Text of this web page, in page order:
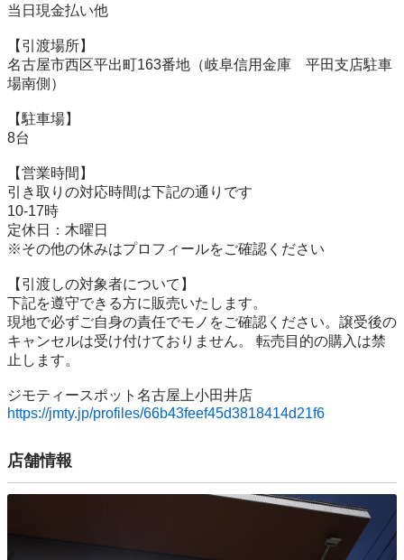
当⽇現⾦払い他
【引渡場所】
名古屋市西区平出町163番地（岐阜信用金庫　平田支店駐車
場南側）
【駐⾞場】
8台
【営業時間】
引き取りの対応時間は下記の通りです
10-17時
定休日：木曜日
※その他の休みはプロフィールをご確認ください
【引渡しの対象者について】
下記を遵守できる⽅に販売いたします。
現地で必ずご⾃⾝の責任でモノをご確認ください。譲受後の
キャンセルは受け付けておりません。 転売⽬的の購⼊は禁
⽌します。
https://jmty.jp/profiles/66b43feef45d3818414d21f6
店舗情報